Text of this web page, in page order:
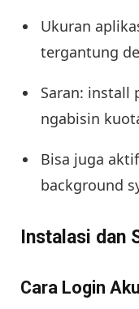
Ukuran
tergantung
Saran: install
ngabisin
Bisa juga
background
Instalasi dan
Cara Login